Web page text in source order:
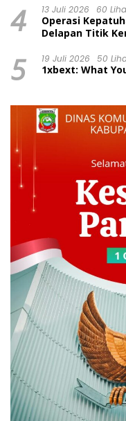
Dinilai Prematur
4 13 Juli 2026 60
Operasi
Delapan Titik
5 19 Juli 2026 50
1xbext: What